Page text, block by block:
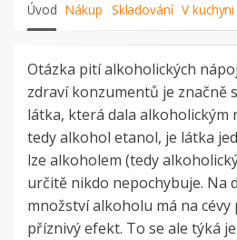
Úvod Nákup Skladování V kuchyni
Otázka pití alkoholických
zdraví konzumentů je značně
látka, která dala alkoholickým
tedy alkohol etanol, je látka
lze alkoholem (tedy
určitě nikdo nepochybuje. Na
množství alkoholu má na
příznivý efekt. To se ale týká